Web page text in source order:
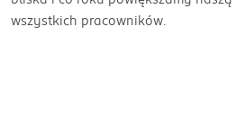
wszystkich pracowników.